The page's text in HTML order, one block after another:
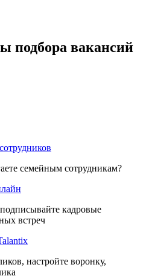
подбора вакансий
семейным сотрудникам?
кадровые
встреч
настройте воронку,